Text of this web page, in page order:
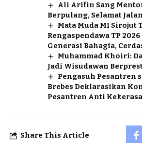
Ali Arifin Sang
Berpulang, Selamat Jalan
Mata Muda MI Sirojut
Rengaspendawa TP
Generasi Bahagia,
Muhammad Khoiri:
Jadi Wisudawan
Pengasuh Pesantren
Brebes Deklarasikan
Pesantren Anti
Share This Article